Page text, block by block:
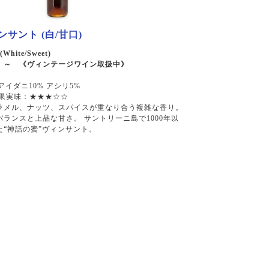
サント (白/甘口)
Sweet)
～ 《ヴィンテージワイン取扱中》
イダニ10% アシリ5%
実味：★★★☆☆
ル、ナッツ、スパイスが重なり合う複雑な香り。
ランスと上品な甘さ。 サントリーニ島で1000年以
神話の蜜”ヴィンサント。